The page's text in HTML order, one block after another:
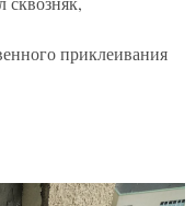
приклеивания